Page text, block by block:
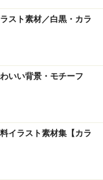
月・ガラスなどの
的な雰囲気のある
スト素材／白黒・カラ
いい背景・モチーフ
イラスト素材集【カラ